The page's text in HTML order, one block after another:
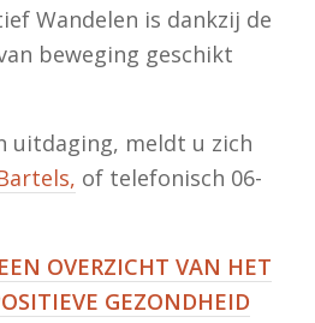
Wandelen is dankzij de
beweging geschikt
uitdaging, meldt u zich
of telefonisch 06-
OVERZICHT VAN HET
GEZONDHEID